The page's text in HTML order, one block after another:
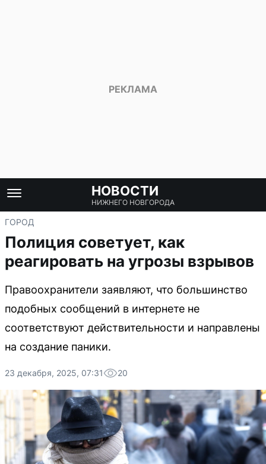
НОВОСТИ
НИЖНЕГО НОВГОРОДА
ГОРОД
Полиция советует, как
реагировать на угрозы взрывов
Правоохранители заявляют, что большинство
подобных сообщений в интернете не
соответствуют действительности и направлены
на создание паники.
23 декабря, 2025, 07:31 20